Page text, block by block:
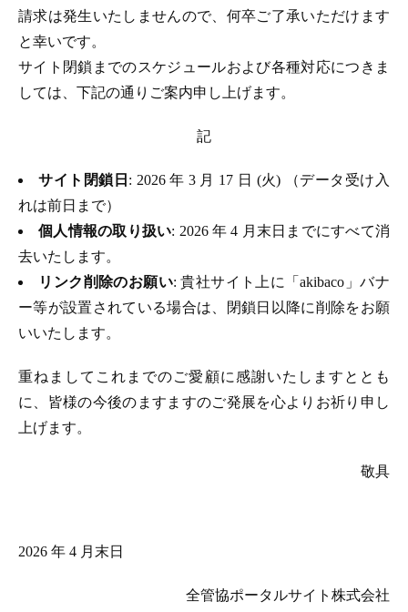
請求は発生いたしませんので、何卒ご了承いただけます
と幸いです。
サイト閉鎖までのスケジュールおよび各種対応につきま
しては、下記の通りご案内申し上げます。
記
サイト閉鎖日 : 2026 年 3 月 17 日 (火) （データ受け入
れは前日まで）
個人情報の取り扱い: 2026 年 4 月末日までにすべて消
去いたします。
リンク削除のお願い: 貴社サイト上に「akibaco」バナ
ー等が設置されている場合は、閉鎖日以降に削除をお願
いいたします。
重ねましてこれまでのご愛顧に感謝いたしますととも
に、皆様の今後のますますのご発展を心よりお祈り申し
上げます。
敬具
2026 年 4 月末日
全管協ポータルサイト株式会社